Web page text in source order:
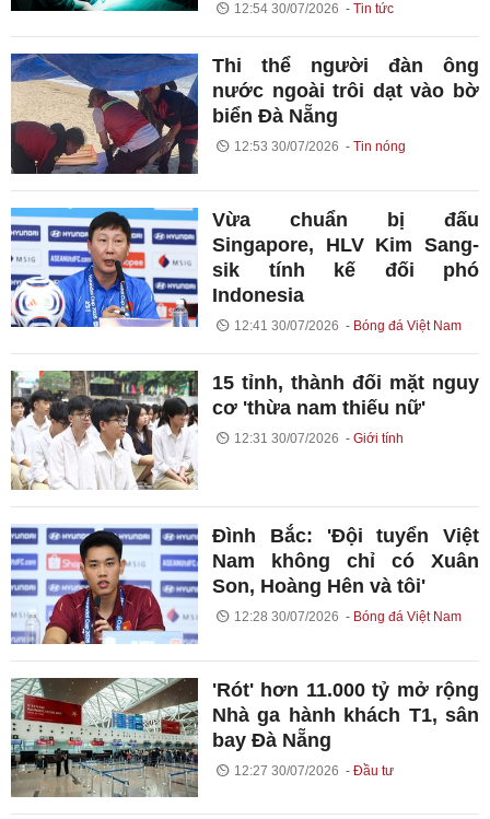
12:54 30/07/2026 Tin tức
Thi thể người đàn ông
nước ngoài trôi dạt vào bờ
biển Đà Nẵng
12:53 30/07/2026 Tin nóng
Vừa chuẩn bị đấu
Singapore, HLV Kim Sang-
sik tính kế đối phó
Indonesia
12:41 30/07/2026 Bóng đá Việt Nam
15 tỉnh, thành đối mặt nguy
cơ 'thừa nam thiếu nữ'
12:31 30/07/2026 Giới tính
Đình Bắc: 'Đội tuyển Việt
Nam không chỉ có Xuân
Son, Hoàng Hên và tôi'
12:28 30/07/2026 Bóng đá Việt Nam
'Rót' hơn 11.000 tỷ mở rộng
Nhà ga hành khách T1, sân
bay Đà Nẵng
12:27 30/07/2026 Đầu tư